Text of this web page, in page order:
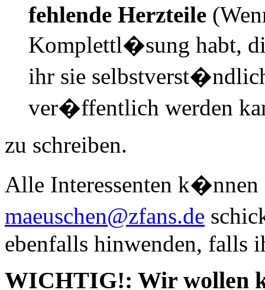
fehlende Herzteile
Komplettl�sung habt,
ihr sie
ver�ffentlich werden
zu schreiben.
Alle Interessenten k�nnen
maeuschen@zfans.de
ebenfalls hinwenden, falls
WICHTIG!: Wir wollen